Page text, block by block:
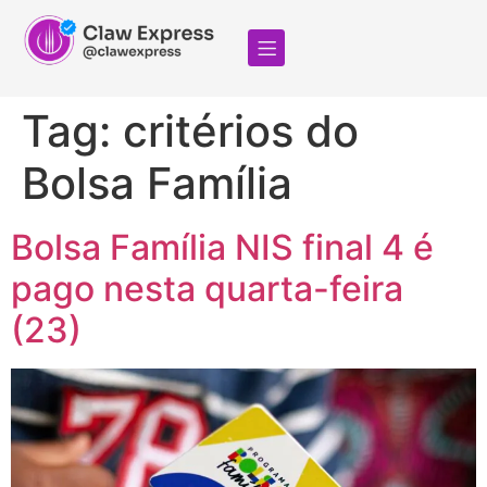
Tag: critérios do
Bolsa Família
Bolsa Família NIS final 4 é
pago nesta quarta-feira
(23)